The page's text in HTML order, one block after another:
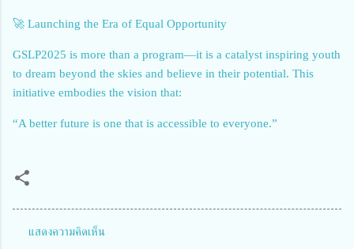
🚀 Launching the Era of Equal Opportunity
GSLP2025 is more than a program—it is a catalyst inspiring youth
to dream beyond the skies and believe in their potential. This
initiative embodies the vision that:
“A better future is one that is accessible to everyone.”
แสดงความคิดเห็น